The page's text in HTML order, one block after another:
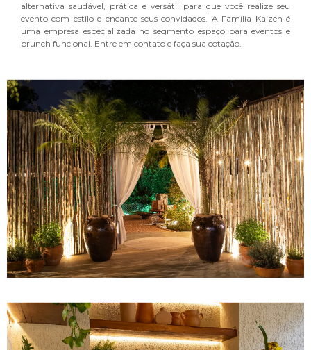
alternativa saudável, prática e versátil para que você realize seu
evento com estilo e encante seus convidados. A Família Kaizen é
uma empresa especializada no segmento espaço para eventos e
brunch funcional. Entre em contato e faça sua cotação.